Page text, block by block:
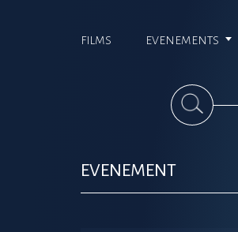
FILMS EVENEMENTS
EVENEMENT